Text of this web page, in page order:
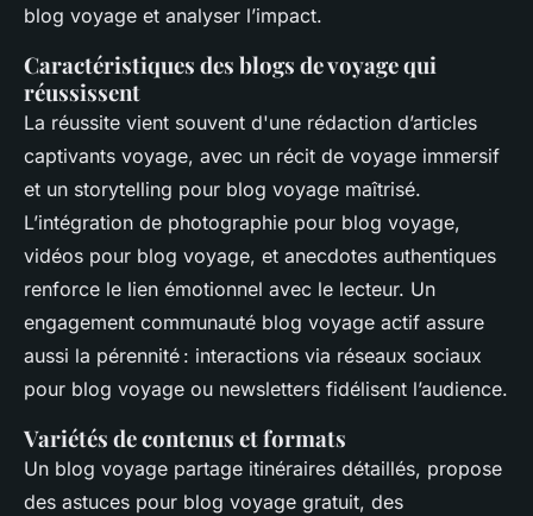
blog voyage et analyser l’impact.
Caractéristiques des blogs de voyage qui
réussissent
La réussite vient souvent d'une rédaction d’articles
captivants voyage, avec un récit de voyage immersif
et un storytelling pour blog voyage maîtrisé.
L’intégration de photographie pour blog voyage,
vidéos pour blog voyage, et anecdotes authentiques
renforce le lien émotionnel avec le lecteur. Un
engagement communauté blog voyage actif assure
aussi la pérennité : interactions via réseaux sociaux
pour blog voyage ou newsletters fidélisent l’audience.
Variétés de contenus et formats
Un blog voyage partage itinéraires détaillés, propose
des astuces pour blog voyage gratuit, des